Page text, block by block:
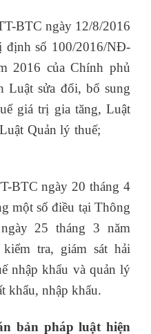
BTC ngày 12/8/2016
định số 100/2016/NĐ-
2016 của Chính phủ
Luật sửa đổi, bổ sung
giá trị gia tăng, Luật
Quản lý thuế;
BTC ngày 20 tháng 4
một số điều tại Thông
25 tháng 3 năm
tra, giám sát hải
nhập khẩu và quản lý
khẩu, nhập khẩu.
bản pháp luật hiện